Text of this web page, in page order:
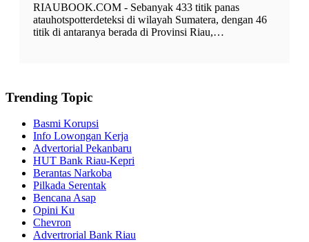
RIAUBOOK.COM - Sebanyak 433 titik panas
atauhotspotterdeteksi di wilayah Sumatera, dengan 46
titik di antaranya berada di Provinsi Riau,…
Trending Topic
Basmi Korupsi
Info Lowongan Kerja
Advertorial Pekanbaru
HUT Bank Riau-Kepri
Berantas Narkoba
Pilkada Serentak
Bencana Asap
Opini Ku
Chevron
Advertrorial Bank Riau